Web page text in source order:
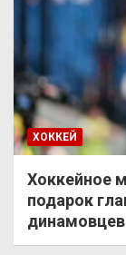
ХОККЕЙ
Хоккейное
подарок
динамовцев